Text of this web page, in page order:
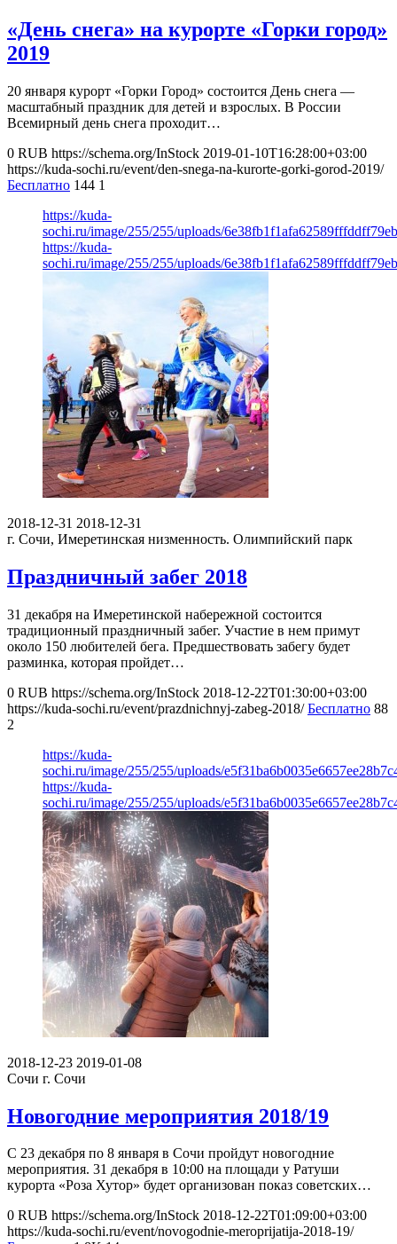
«День снега» на курорте «Горки город»
2019
20 января курорт «Горки Город» состоится День снега —
масштабный праздник для детей и взрослых. В России
Всемирный день снега проходит…
0 RUB https://schema.org/InStock 2019-01-10T16:28:00+03:00
https://kuda-sochi.ru/event/den-snega-na-kurorte-gorki-gorod-2019/
Бесплатно 144 1
https://kuda-
sochi.ru/image/255/255/uploads/
https://kuda-
sochi.ru/image/255/255/uploads/
2018-12-31 2018-12-31
г. Сочи, Имеретинская низменность. Олимпийский парк
Праздничный забег 2018
31 декабря на Имеретинской набережной состоится
традиционный праздничный забег. Участие в нем примут
около 150 любителей бега. Предшествовать забегу будет
разминка, которая пройдет…
0 RUB https://schema.org/InStock 2018-12-22T01:30:00+03:00
https://kuda-sochi.ru/event/prazdnichnyj-zabeg-2018/ Бесплатно 88
2
https://kuda-
sochi.ru/image/255/255/uploads/
https://kuda-
sochi.ru/image/255/255/uploads/
2018-12-23 2019-01-08
Сочи г. Сочи
Новогодние мероприятия 2018/19
С 23 декабря по 8 января в Сочи пройдут новогодние
мероприятия. 31 декабря в 10:00 на площади у Ратуши
курорта «Роза Хутор» будет организован показ советских…
0 RUB https://schema.org/InStock 2018-12-22T01:09:00+03:00
https://kuda-sochi.ru/event/novogodnie-meroprijatija-2018-19/